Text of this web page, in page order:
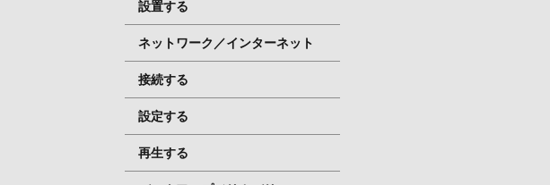
設置する
ネットワーク／インターネット
接続する
設定する
再生する